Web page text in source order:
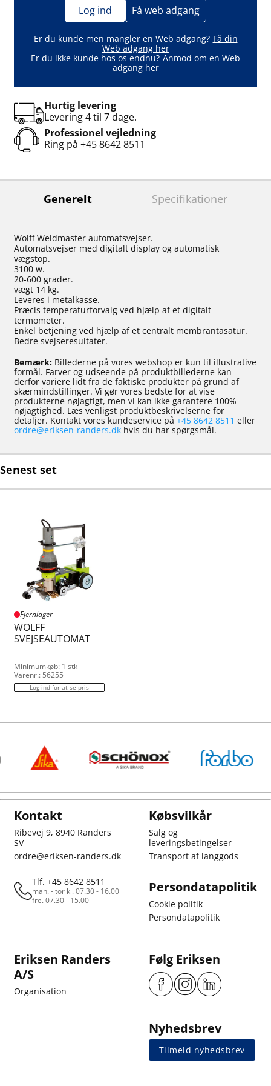
Log ind Få web adgang
Er du kunde men mangler en Web adgang? Få din
Web adgang her
Er du ikke kunde hos os endnu? Anmod om en Web
adgang her
Hurtig levering
Levering 4 til 7 dage.
Professionel vejledning
Ring på +45 8642 8511
Generelt Specifikationer
Wolff Weldmaster automatsvejser.
Automatsvejser med digitalt display og automatisk
vægstop.
3100 w.
20-600 grader.
vægt 14 kg.
Leveres i metalkasse.
Præcis temperaturforvalg ved hjælp af et digitalt
termometer.
Enkel betjening ved hjælp af et centralt membrantasatur.
Bedre svejseresultater.
Bemærk: Billederne på vores webshop er kun til illustrative
formål. Farver og udseende på produktbillederne kan
derfor variere lidt fra de faktiske produkter på grund af
skærmindstillinger. Vi gør vores bedste for at vise
produkterne nøjagtigt, men vi kan ikke garantere 100%
nøjagtighed. Læs venligst produktbeskrivelserne for
detaljer. Kontakt vores kundeservice på +45 8642 8511 eller
ordre@eriksen-randers.dk hvis du har spørgsmål.
Senest set
Fjernlager
WOLFF
SVEJSEAUTOMAT
Minimumkøb: 1 stk
Varenr.: 56255
Log ind for at se pris
Kontakt
Ribevej 9, 8940 Randers
SV
ordre@eriksen-randers.dk
Tlf. +45 8642 8511
man. - tor kl. 07.30 - 16.00
fre. 07.30 - 15.00
Købsvilkår
Salg og
leveringsbetingelser
Transport af langgods
Persondatapolitik
Cookie politik
Persondatapolitik
Eriksen Randers
A/S
Organisation
Følg Eriksen
Nyhedsbrev
Tilmeld nyhedsbrev